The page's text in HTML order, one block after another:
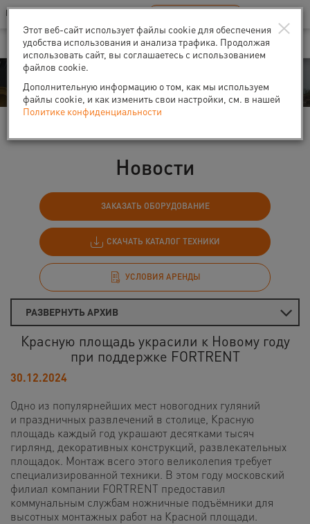
Ваш город:Санкт-Петербург
В Вашем регионе нет наших офисов RU EN
События
Новости
ЗАКАЗАТЬ ОБОРУДОВАНИЕ
СКАЧАТЬ КАТАЛОГ ТЕХНИКИ
УСЛОВИЯ АРЕНДЫ
РАЗВЕРНУТЬ АРХИВ
Красную площадь украсили к Новому году
при поддержке FORTRENT
30.12.2024
Одно из популярнейших мест новогодних гуляний
и праздничных развлечений в столице, Красную
площадь каждый год украшают десятками тысяч
гирлянд, декоративных конструкций, развлекательных
площадок. Монтаж всего этого великолепия требует
специализированной техники. В этом году московский
филиал компании FORTRENT предоставил
коммунальным службам ножничные подъёмники для
высотных монтажных работ на Красной площади.
×
Этот веб-сайт использует файлы cookie для обеспечения
удобства использования и анализа трафика. Продолжая
использовать сайт, вы соглашаетесь с использованием
файлов cookie.
Дополнительную информацию о том, как мы используем
файлы cookie, и как изменить свои настройки, см. в нашей
Политике конфиденциальности